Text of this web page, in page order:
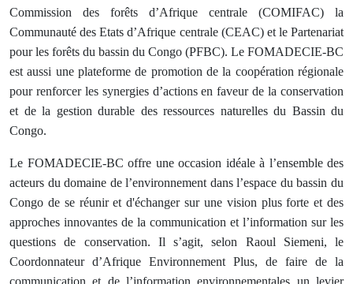
Commission des forêts d’Afrique centrale (COMIFAC) la
Communauté des Etats d’Afrique centrale (CEAC) et le Partenariat
pour les forêts du bassin du Congo (PFBC). Le FOMADECIE-BC
est aussi une plateforme de promotion de la coopération régionale
pour renforcer les synergies d’actions en faveur de la conservation
et de la gestion durable des ressources naturelles du Bassin du
Congo.
Le FOMADECIE-BC offre une occasion idéale à l’ensemble des
acteurs du domaine de l’environnement dans l’espace du bassin du
Congo de se réunir et d'échanger sur une vision plus forte et des
approches innovantes de la communication et l’information sur les
questions de conservation. Il s’agit, selon Raoul Siemeni, le
Coordonnateur d’Afrique Environnement Plus, de faire de la
communication et de l’information environnementales un levier